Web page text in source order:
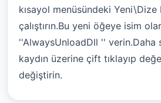
kısayol menüsündeki
çalıştırın.Bu yeni öğeye isim
''AlwaysUnloadDll '' verin.Daha
kaydın üzerine çift tıklayıp
değiştirin.